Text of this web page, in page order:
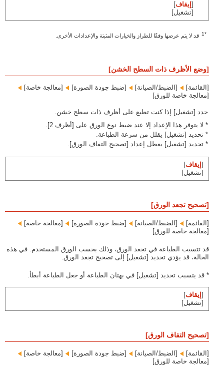
[ إيقاف]
[تشغيل]
*1 قد لا يتم عرضها وفقًا للطراز والخيارات المثبتة والإعدادات الأخرى.
[وضع الأظرف ذات السطح الخشن]
[القائمة]‏ [الضبط/الصيانة]‏ [ضبط جودة الصورة]‏
[معالجة خاصة]‏
[معالجة خاصة للورق]
حدد [تشغيل] إذا كنت تطبع على أظرف ذات سطح خشن.
* لا يتوفر هذا الإعداد إلا عند ضبط نوع الورق على [أظرف 2].
* تحديد [تشغيل] يقلل من سرعة الطباعة.
* تحديد [تشغيل] يعطل إعداد [تصحيح التفاف الورق].
[ إيقاف]
[تشغيل]
[تصحيح تجعد الورق]
[القائمة]‏ [الضبط/الصيانة]‏ [ضبط جودة الصورة]‏
[معالجة خاصة]‏
[معالجة خاصة للورق]
قد تتسبب الطباعة في تجعد الورق، وذلك بحسب الورق المستخدم. في هذه
الحالة، قد يؤدي تحديد [تشغيل] إلى تصحيح تجعد الورق.
* قد يتسبب تحديد [تشغيل] في بهتان الطباعة أو جعل الطباعة أبطأ.
[ إيقاف]
[تشغيل]
[تصحيح التفاف الورق]
[القائمة]‏ [الضبط/الصيانة]‏ [ضبط جودة الصورة]‏
[معالجة خاصة]‏
[معالجة خاصة للورق]